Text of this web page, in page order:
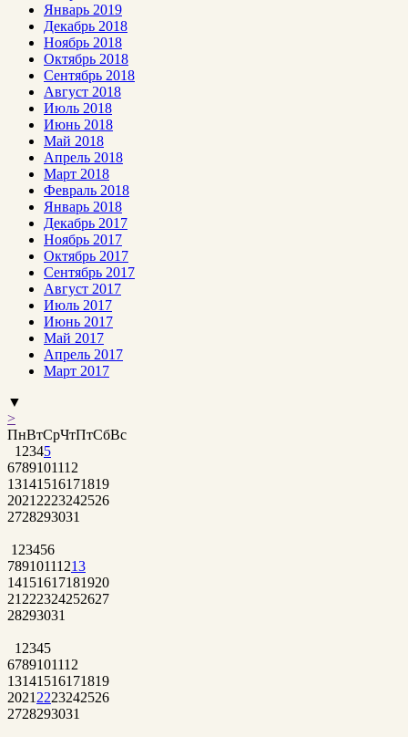
Январь 2019
Декабрь 2018
Ноябрь 2018
Октябрь 2018
Сентябрь 2018
Август 2018
Июль 2018
Июнь 2018
Май 2018
Апрель 2018
Март 2018
Февраль 2018
Январь 2018
Декабрь 2017
Ноябрь 2017
Октябрь 2017
Сентябрь 2017
Август 2017
Июль 2017
Июнь 2017
Май 2017
Апрель 2017
Март 2017
▼
>
ПнВтСрЧтПтСбВс
1 2345
6789101112
13141516171819
2021 2223242526
2728293031
1 23456
78910111213
14151617181920
21 222324252627
28293031
1 2345
6789101112
13141516171819
2021 2223242526
2728293031